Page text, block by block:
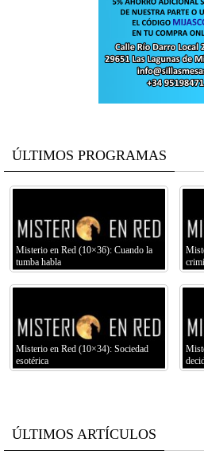
ÚLTIMOS PROGRAMAS
Misterio en Red (10×36): Cuando la
tumba habla
Misterio en Red (10×34): Sociedad
esotérica
ÚLTIMOS ARTÍCULOS